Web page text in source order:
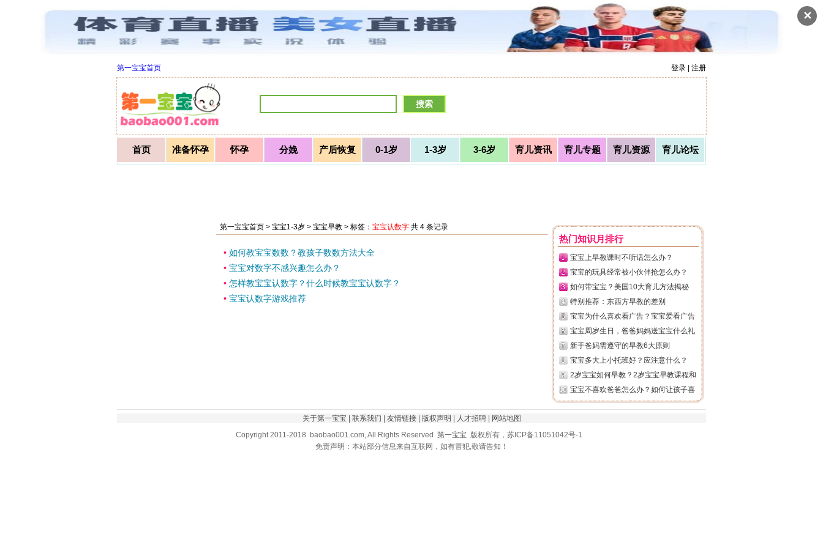
✕
第一宝宝首页 登录 | 注册
首页 准备怀孕 怀孕 分娩 产后恢复 0-1岁 1-3岁 3-6岁 育儿资讯 育儿专题 育儿资源 育儿论坛
第一宝宝首页 > 宝宝1-3岁 > 宝宝早教 > 标签： 宝宝认数字 共 4 条记录
• 如何教宝宝数数？教孩子数数方法大全
• 宝宝对数字不感兴趣怎么办？
• 怎样教宝宝认数字？什么时候教宝宝认数字？
• 宝宝认数字游戏推荐
热门知识月排行
宝宝上早教课时不听话怎么办？
宝宝的玩具经常被小伙伴抢怎么办？
如何带宝宝？美国10大育儿方法揭秘
特别推荐：东西方早教的差别
宝宝为什么喜欢看广告？宝宝爱看广告
宝宝周岁生日，爸爸妈妈送宝宝什么礼
新手爸妈需遵守的早教6大原则
宝宝多大上小托班好？应注意什么？
2岁宝宝如何早教？2岁宝宝早教课程和
宝宝不喜欢爸爸怎么办？如何让孩子喜
关于第一宝宝 联系我们 友情链接| 版权声明 人才招聘|
网站地图
Copyright 2011-2018 baobao001.com, All Rights Reserved 第一宝宝 版权所有，苏ICP备11051042号-1
免责声明：本站部分信息来自互联网，如有冒犯,敬请告知！